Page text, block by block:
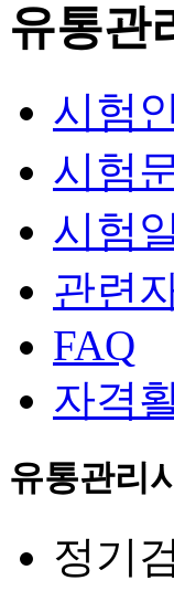
유통관
시험
시험
시험
관련
FAQ
자격
유통관리
정기